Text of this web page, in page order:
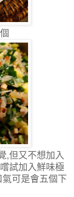
,但又不想加入
試加入鮮味極
可是會五個下